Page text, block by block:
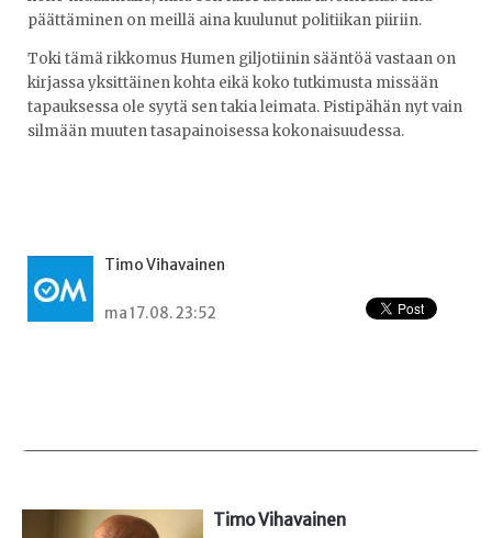
päättäminen on meillä aina kuulunut politiikan piiriin.
Toki tämä rikkomus Humen giljotiinin sääntöä vastaan on
kirjassa yksittäinen kohta eikä koko tutkimusta missään
tapauksessa ole syytä sen takia leimata. Pistipähän nyt vain
silmään muuten tasapainoisessa kokonaisuudessa.
Timo Vihavainen
ma 17.08. 23:52
Timo Vihavainen